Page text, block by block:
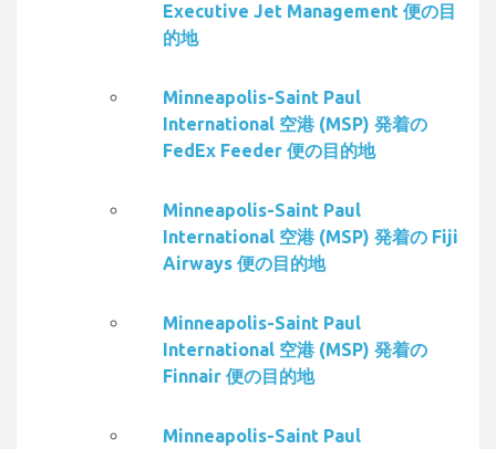
Executive Jet Management 便の目
的地
Minneapolis-Saint Paul
International 空港 (MSP) 発着の
FedEx Feeder 便の目的地
Minneapolis-Saint Paul
International 空港 (MSP) 発着の Fiji
Airways 便の目的地
Minneapolis-Saint Paul
International 空港 (MSP) 発着の
Finnair 便の目的地
Minneapolis-Saint Paul